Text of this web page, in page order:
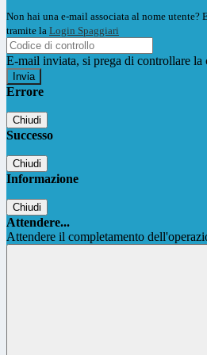
Non hai una e-mail associata al nome utente?
tramite la Login Spaggiari
E-mail inviata, si prega di controllare la
Errore
Chiudi
Successo
Chiudi
Informazione
Chiudi
Attendere...
Attendere il completamento